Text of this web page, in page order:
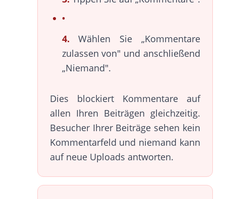
4.Wählen Sie „Kommentare
zulassen von" und anschließend
„Niemand".
Dies blockiert Kommentare auf
allen Ihren Beiträgen gleichzeitig.
Besucher Ihrer Beiträge sehen kein
Kommentarfeld und niemand kann
auf neue Uploads antworten.